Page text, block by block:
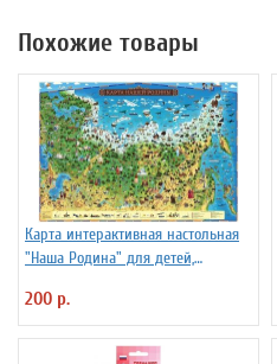
Похожие товары
Карта интерактивная настольная
"Наша Родина" для детей,
200 р.